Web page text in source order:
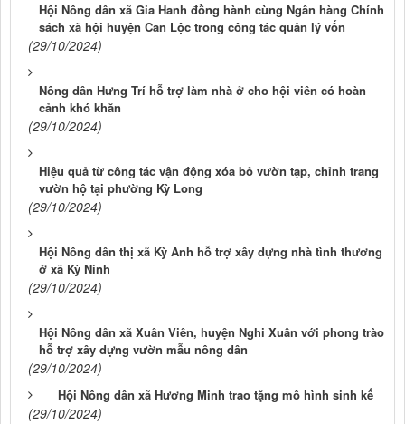
Hội Nông dân xã Gia Hanh đồng hành cùng Ngân hàng Chính
sách xã hội huyện Can Lộc trong công tác quản lý vốn
(29/10/2024)
Nông dân Hưng Trí hỗ trợ làm nhà ở cho hội viên có hoàn
cảnh khó khăn
(29/10/2024)
Hiệu quả từ công tác vận động xóa bỏ vườn tạp, chỉnh trang
vườn hộ tại phường Kỳ Long
(29/10/2024)
Hội Nông dân thị xã Kỳ Anh hỗ trợ xây dựng nhà tình thương
ở xã Kỳ Ninh
(29/10/2024)
Hội Nông dân xã Xuân Viên, huyện Nghi Xuân với phong trào
hỗ trợ xây dựng vườn mẫu nông dân
(29/10/2024)
Hội Nông dân xã Hương Minh trao tặng mô hình sinh kế
(29/10/2024)